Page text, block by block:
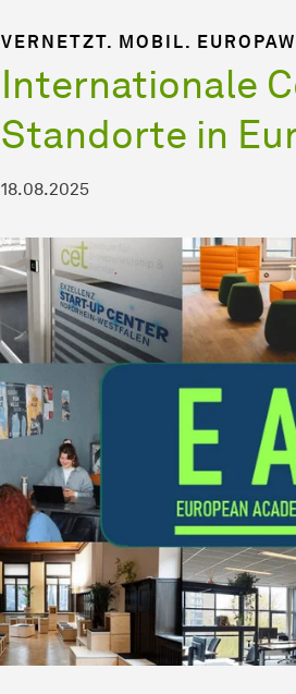
VERNETZT. MOBIL.
Internationale
Standorte in
18.08.2025